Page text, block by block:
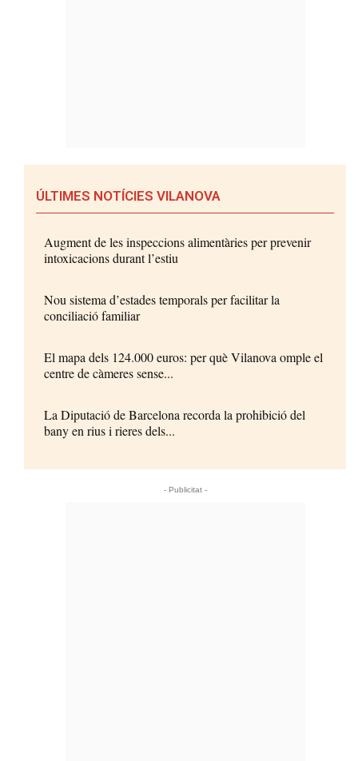
ÚLTIMES NOTÍCIES VILANOVA
Augment de les inspeccions alimentàries per prevenir
intoxicacions durant l’estiu
Nou sistema d’estades temporals per facilitar la
conciliació familiar
El mapa dels 124.000 euros: per què Vilanova omple el
centre de càmeres sense...
La Diputació de Barcelona recorda la prohibició del
bany en rius i rieres dels...
- Publicitat -